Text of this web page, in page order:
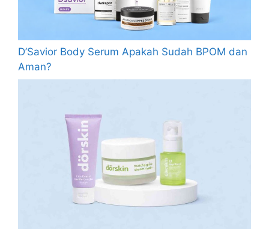
D’Savior Body Serum Apakah Sudah BPOM dan
Aman?